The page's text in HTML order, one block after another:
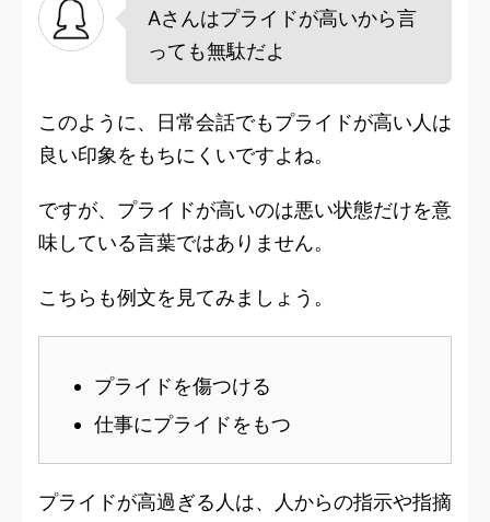
Aさんはプライドが高いから言
っても無駄だよ
このように、日常会話でもプライドが高い人は
良い印象をもちにくいですよね。
ですが、プライドが高いのは悪い状態だけを意
味している言葉ではありません。
こちらも例文を見てみましょう。
プライドを傷つける
仕事にプライドをもつ
プライドが高過ぎる人は、人からの指示や指摘